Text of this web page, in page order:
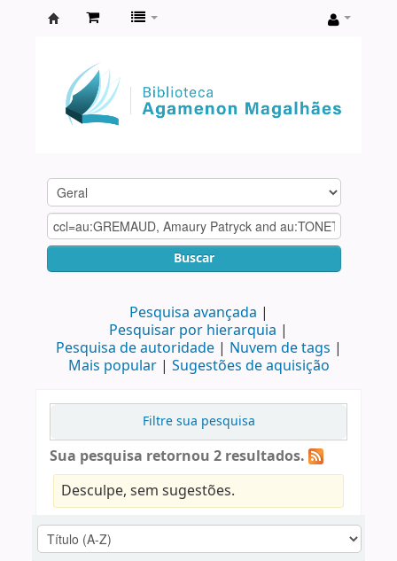
Agamenon
Magalhães
Buscar
Pesquisa avançada
Pesquisar por hierarquia
Pesquisa de autoridade
Nuvem de tags
Mais popular
Sugestões de aquisição
Filtre sua pesquisa
Sua pesquisa retornou 2 resultados.
Desculpe, sem sugestões.